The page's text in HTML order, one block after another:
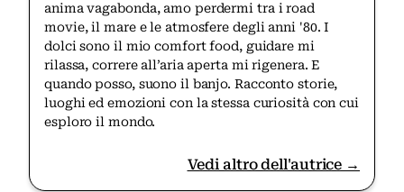
anima vagabonda, amo perdermi tra i road
movie, il mare e le atmosfere degli anni '80. I
dolci sono il mio comfort food, guidare mi
rilassa, correre all’aria aperta mi rigenera. E
quando posso, suono il banjo. Racconto storie,
luoghi ed emozioni con la stessa curiosità con cui
esploro il mondo.
Vedi altro dell'autrice →